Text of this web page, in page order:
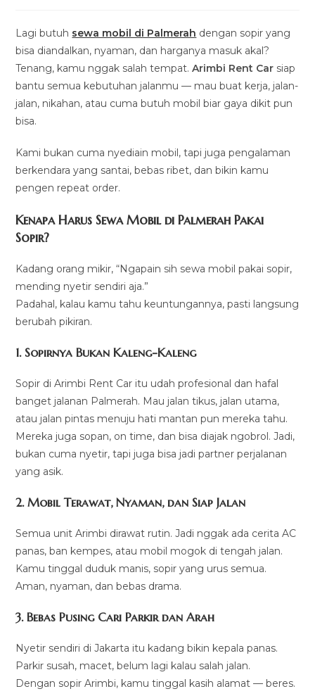
Lagi butuh sewa mobil di Palmerah dengan sopir yang
bisa diandalkan, nyaman, dan harganya masuk akal?
Tenang, kamu nggak salah tempat.Arimbi Rent Car siap
bantu semua kebutuhan jalanmu — mau buat kerja, jalan-
jalan, nikahan, atau cuma butuh mobil biar gaya dikit pun
bisa.
Kami bukan cuma nyediain mobil, tapi juga pengalaman
berkendara yang santai, bebas ribet, dan bikin kamu
pengen repeat order.
Kenapa Harus Sewa Mobil di Palmerah Pakai
Sopir?
Kadang orang mikir, “Ngapain sih sewa mobil pakai sopir,
mending nyetir sendiri aja.”
Padahal, kalau kamu tahu keuntungannya, pasti langsung
berubah pikiran.
1. Sopirnya Bukan Kaleng-Kaleng
Sopir di Arimbi Rent Car itu udah profesional dan hafal
banget jalanan Palmerah. Mau jalan tikus, jalan utama,
atau jalan pintas menuju hati mantan pun mereka tahu.
Mereka juga sopan, on time, dan bisa diajak ngobrol. Jadi,
bukan cuma nyetir, tapi juga bisa jadi partner perjalanan
yang asik.
2. Mobil Terawat, Nyaman, dan Siap Jalan
Semua unit Arimbi dirawat rutin. Jadi nggak ada cerita AC
panas, ban kempes, atau mobil mogok di tengah jalan.
Kamu tinggal duduk manis, sopir yang urus semua.
Aman, nyaman, dan bebas drama.
3. Bebas Pusing Cari Parkir dan Arah
Nyetir sendiri di Jakarta itu kadang bikin kepala panas.
Parkir susah, macet, belum lagi kalau salah jalan.
Dengan sopir Arimbi, kamu tinggal kasih alamat — beres.